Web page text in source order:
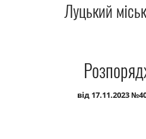
Міська
Публічна
Луцький
від 17.11.2023